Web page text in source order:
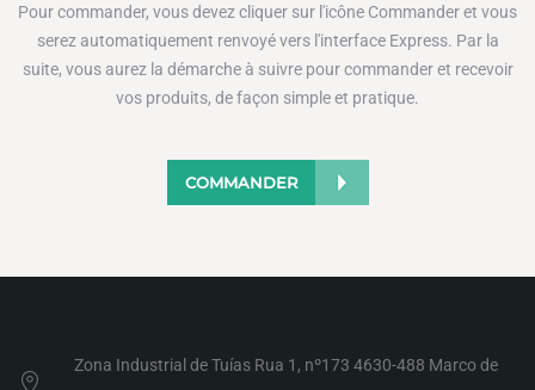
Pour commander, vous devez cliquer sur l'icône Commander et vous
serez automatiquement renvoyé vers l'interface Express. Par la
suite, vous aurez la démarche à suivre pour commander et recevoir
vos produits, de façon simple et pratique.
COMMANDER
Zona Industrial de Tuías Rua 1, nº173 4630-488 Marco de